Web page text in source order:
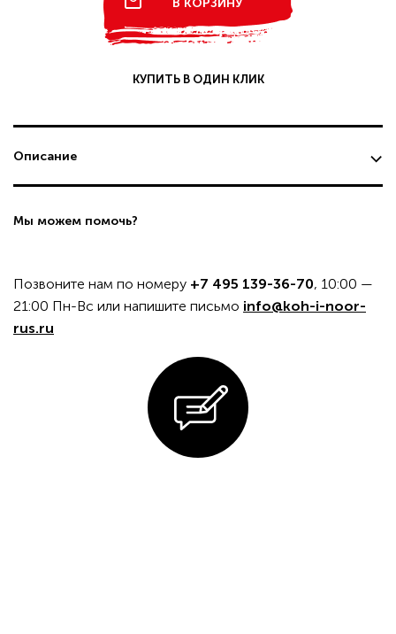
В КОРЗИНУ
КУПИТЬ В ОДИН КЛИК
Описание
Мы можем помочь?
Позвоните нам по номеру +7 495 139-36-70, 10:00 —
21:00 Пн-Вс или напишите письмо info@koh-i-noor-
rus.ru